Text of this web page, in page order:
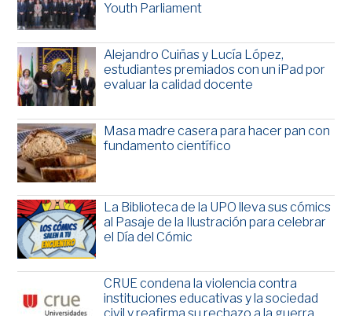
Youth Parliament
Alejandro Cuiñas y Lucía López,
estudiantes premiados con un iPad por
evaluar la calidad docente
Masa madre casera para hacer pan con
fundamento científico
La Biblioteca de la UPO lleva sus cómics
al Pasaje de la Ilustración para celebrar
el Día del Cómic
CRUE condena la violencia contra
instituciones educativas y la sociedad